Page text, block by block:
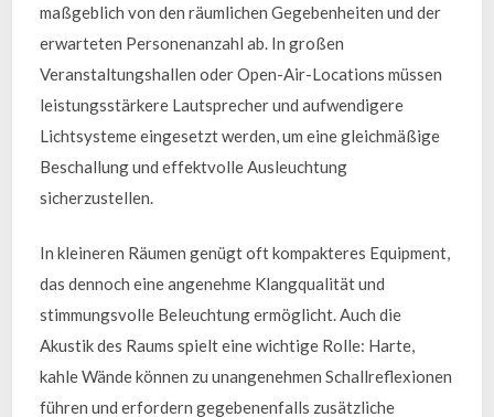
maßgeblich von den räumlichen Gegebenheiten und der
erwarteten Personenanzahl ab. In großen
Veranstaltungshallen oder Open-Air-Locations müssen
leistungsstärkere Lautsprecher und aufwendigere
Lichtsysteme eingesetzt werden, um eine gleichmäßige
Beschallung und effektvolle Ausleuchtung
sicherzustellen.
In kleineren Räumen genügt oft kompakteres Equipment,
das dennoch eine angenehme Klangqualität und
stimmungsvolle Beleuchtung ermöglicht. Auch die
Akustik des Raums spielt eine wichtige Rolle: Harte,
kahle Wände können zu unangenehmen Schallreflexionen
führen und erfordern gegebenenfalls zusätzliche